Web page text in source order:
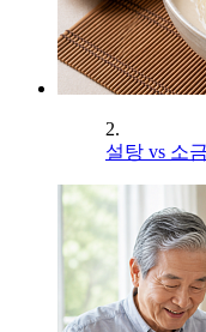
2.
설탕 vs 소